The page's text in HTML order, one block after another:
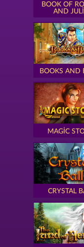
BOOK OF
AND
BOOKS AND
MAGIC
CRYSTAL